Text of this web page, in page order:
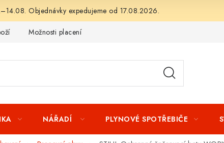
Objednávky expedujeme od 17.08.2026.
Možnosti placení
NÁŘADÍ PLYNOVÉ SPOTŘEBIČE